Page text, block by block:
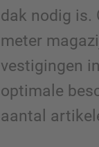
dak nodig is.
meter
vestigingen
optimale
aantal